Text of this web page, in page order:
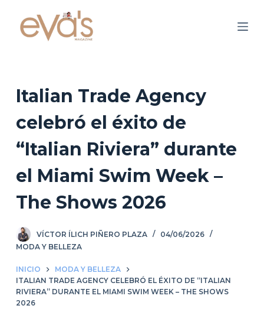
o
e
d
Italian Trade Agency
celebró el éxito de
“Italian Riviera” durante
el Miami Swim Week –
The Shows 2026
VÍCTOR ÍLICH PIÑERO PLAZA
04/06/2026
MODA Y BELLEZA
INICIO
MODA Y BELLEZA
ITALIAN TRADE AGENCY CELEBRÓ EL ÉXITO DE “ITALIAN
RIVIERA” DURANTE EL MIAMI SWIM WEEK – THE SHOWS
2026